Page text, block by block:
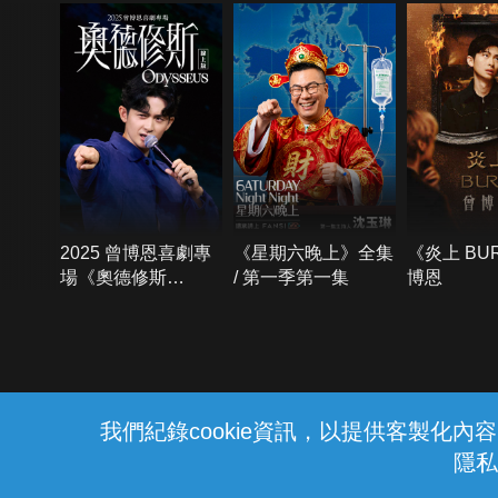
我們紀錄cookie資訊，以提供客製化內
隱
2025 曾博恩喜劇專
場《奧德修斯
《星期六晚上》全集
/ 第一季第一集
《炎上
博恩